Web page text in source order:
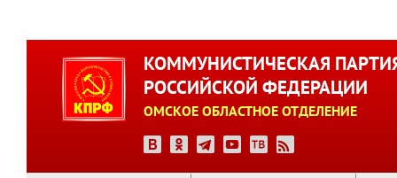
КОММУНИСТИЧЕСКАЯ
РОССИЙСКОЙ ФЕДЕРАЦИИ
ОМСКОЕ ОБЛАСТНОЕ ОТДЕЛЕНИЕ